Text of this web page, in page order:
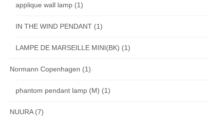
applique wall lamp (1)
IN THE WIND PENDANT (1)
LAMPE DE MARSEILLE MINI(BK) (1)
Normann Copenhagen (1)
phantom pendant lamp (M) (1)
NUURA(7)